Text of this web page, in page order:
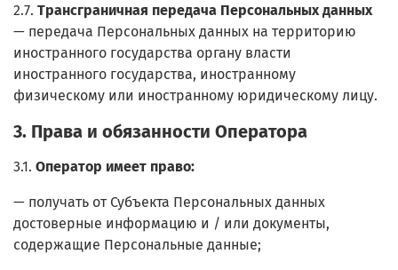
2.7. Трансграничная передача Персональных данных
— передача Персональных данных на территорию
иностранного государства органу власти
иностранного государства, иностранному
физическому или иностранному юридическому лицу.
3. Права и обязанности Оператора
3.1. Оператор имеет право:
— получать от Субъекта Персональных данных
достоверные информацию и / или документы,
содержащие Персональные данные;